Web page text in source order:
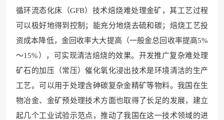
循环流态化床（GFB）技术焙烧难处理金矿，其工艺过程
可以极好地得到控制；能充分地烧去硫和碳；焙烧工艺投
资成本降低，金回收率大大提高（一般金总回收率提高5%
～15%），可实现清洁焙烧的效果。开发推广复杂难处理
矿石的加压（常压）催化氧化浸出技术是环境清洁的生产
工艺。可以用于处理含砷碳复杂金精矿等物料。我国在生
物冶金、金矿预处理技术方面也取得了长足的发展，建立
起几个工业试验示范点，推动了我国在这一技术领域的进